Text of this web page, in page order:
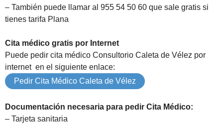
– También puede llamar al 955 54 50 60 que sale gratis si
tienes tarifa Plana
Cita médico gratis por Internet
Puede pedir cita médico Consultorio Caleta de Vélez por
internet en el siguiente enlace:
Pedir Cita Médico Caleta de Vélez
Documentación necesaria para pedir Cita Médico:
– Tarjeta sanitaria